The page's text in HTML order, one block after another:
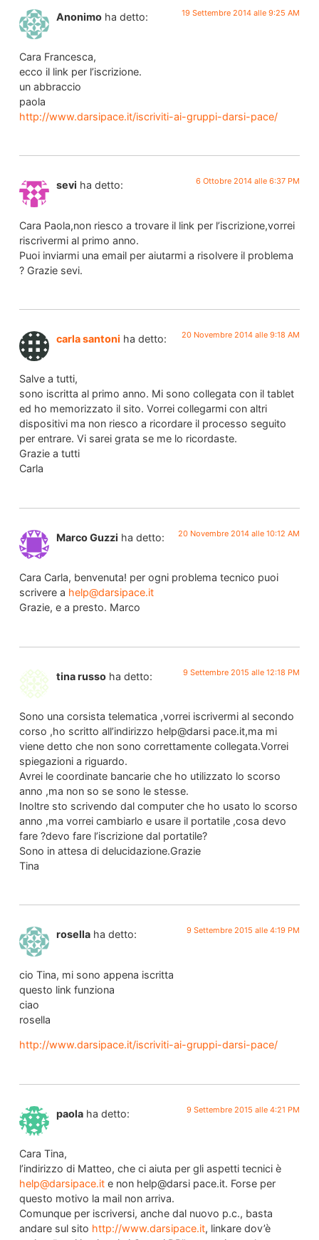
Anonimo ha detto: 19 Settembre 2014 alle 9:25 AM
Cara Francesca,
ecco il link per l’iscrizione.
un abbraccio
paola
http://www.darsipace.it/iscriviti-ai-gruppi-darsi-pace/
sevi ha detto: 6 Ottobre 2014 alle 6:37 PM
Cara Paola,non riesco a trovare il link per l’iscrizione,vorrei
riscrivermi al primo anno.
Puoi inviarmi una email per aiutarmi a risolvere il problema
? Grazie sevi.
carla santoni ha detto: 20 Novembre 2014 alle 9:18 AM
Salve a tutti,
sono iscritta al primo anno. Mi sono collegata con il tablet
ed ho memorizzato il sito. Vorrei collegarmi con altri
dispositivi ma non riesco a ricordare il processo seguito
per entrare. Vi sarei grata se me lo ricordaste.
Grazie a tutti
Carla
Marco Guzzi ha detto: 20 Novembre 2014 alle 10:12 AM
Cara Carla, benvenuta! per ogni problema tecnico puoi
scrivere a help@darsipace.it
Grazie, e a presto. Marco
tina russo ha detto: 9 Settembre 2015 alle 12:18 PM
Sono una corsista telematica ,vorrei iscrivermi al secondo
corso ,ho scritto all’indirizzo help@darsi pace.it,ma mi
viene detto che non sono correttamente collegata.Vorrei
spiegazioni a riguardo.
Avrei le coordinate bancarie che ho utilizzato lo scorso
anno ,ma non so se sono le stesse.
Inoltre sto scrivendo dal computer che ho usato lo scorso
anno ,ma vorrei cambiarlo e usare il portatile ,cosa devo
fare ?devo fare l’iscrizione dal portatile?
Sono in attesa di delucidazione.Grazie
Tina
rosella ha detto: 9 Settembre 2015 alle 4:19 PM
cio Tina, mi sono appena iscritta
questo link funziona
ciao
rosella
http://www.darsipace.it/iscriviti-ai-gruppi-darsi-pace/
paola ha detto: 9 Settembre 2015 alle 4:21 PM
Cara Tina,
l’indirizzo di Matteo, che ci aiuta per gli aspetti tecnici è
help@darsipace.ite non help@darsi pace.it. Forse per
questo motivo la mail non arriva.
Comunque per iscriversi, anche dal nuovo p.c., basta
andare sul sito http://www.darsipace.it, linkare dov’è